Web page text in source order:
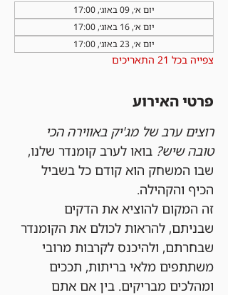
יום א׳, 09 באוג׳, 17:00
יום א׳, 16 באוג׳, 17:00
יום א׳, 23 באוג׳, 17:00
צפייה בכל 21 התאריכים
פרטי האירוע
רוצים ערב של מג'יק באווירה הכי
טובה שיש? בואו לערב קומנדר שלנו,
שבו המשחק הוא קודם כל בשביל
הכיף והקהילה.
זה המקום להוציא את הדקים
שבניתם, להראות לכולם את הקומנדר
שבחרתם, ולהיכנס לקרבות מרובי
משתתפים מלאי בריתות, תככים
ומהלכים מבריקים. בין אם אתם